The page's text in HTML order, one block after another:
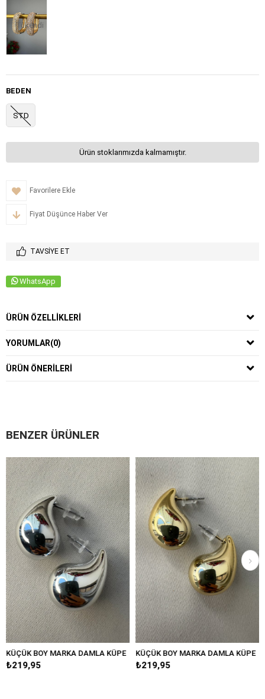
Tükendi
BEDEN
STD
Ürün stoklarımızda kalmamıştır.
Favorilere Ekle
Fiyat Düşünce Haber Ver
TAVSIYE ET
WhatsApp
ÜRÜN ÖZELLIKLERI
YORUMLAR(0)
ÜRÜN ÖNERILERI
BENZER ÜRÜNLER
DAMLA KÜPE KÜÇÜK BOY MARKA DAMLA KÜPE YARIM